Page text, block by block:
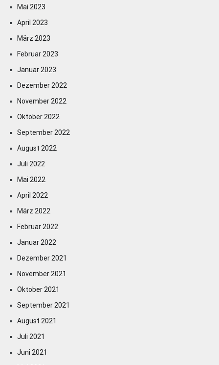
Mai 2023
April 2023
März 2023
Februar 2023
Januar 2023
Dezember 2022
November 2022
Oktober 2022
September 2022
August 2022
Juli 2022
Mai 2022
April 2022
März 2022
Februar 2022
Januar 2022
Dezember 2021
November 2021
Oktober 2021
September 2021
August 2021
Juli 2021
Juni 2021